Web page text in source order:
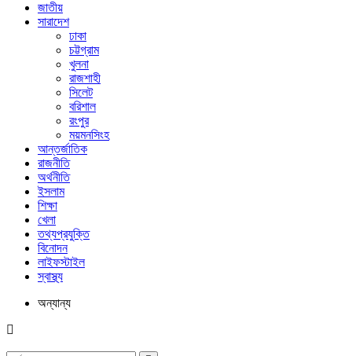
জাতীয়
সারাদেশ
ঢাকা
চট্টগ্রাম
খুলনা
রাজশাহী
সিলেট
বরিশাল
রংপুর
ময়মনসিংহ
আন্তর্জাতিক
রাজনীতি
অর্থনীতি
ইসলাম
শিক্ষা
খেলা
তথ্যপ্রযুক্তি
বিনোদন
লাইফস্টাইল
স্বাস্থ্য
অন্যান্য